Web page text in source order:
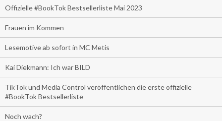
Offizielle #BookTok Bestsellerliste Mai 2023
Frauen im Kommen
Lesemotive ab sofort in MC Metis
Kai Diekmann: Ich war BILD
TikTok und Media Control veröffentlichen die erste offizielle
#BookTok Bestsellerliste
Noch wach?